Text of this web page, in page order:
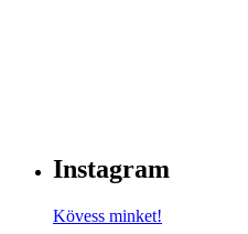
Instagram
Kövess minket!